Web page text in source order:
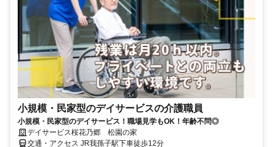
小規模・民家型のデイサービスの介護職員
小規模・民家型のデイサービス！職場見学もOK！年齢不問◎
デイサービス桜花乃郷 松園の家
交通・アクセス JR我孫子駅下車徒歩12分